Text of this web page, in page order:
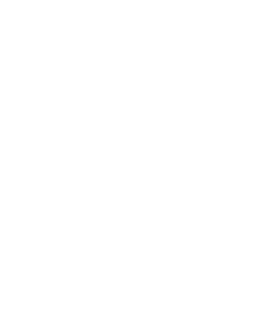
hinzufügen
hinzufügen